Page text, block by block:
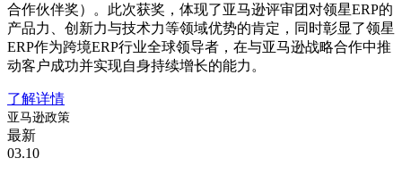
合作伙伴奖）。此次获奖，体现了亚马逊评审团对领星ERP的
产品力、创新力与技术力等领域优势的肯定，同时彰显了领星
ERP作为跨境ERP行业全球领导者，在与亚马逊战略合作中推
动客户成功并实现自身持续增长的能力。
了解详情
亚马逊政策
最新
03.10